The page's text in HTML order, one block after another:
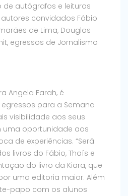
autógrafos e leituras
convidados Fábio
de Lima, Douglas
egressos de Jornalismo
Angela Farah, é
para a Semana
visibilidade aos seus
oportunidade aos
de experiências. “Será
livros do Fábio, Thaís e
do livro da Kiara, que
uma editoria maior. Além
papo com os alunos